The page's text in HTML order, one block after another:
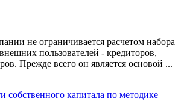
не ограничивается расчетом набора
пользователей - кредиторов,
Прежде всего он является основой ...